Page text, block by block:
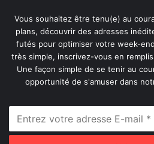
Vous souhaitez être tenu(e) au
plans, découvrir des adresses
futés pour optimiser votre week-end
très simple, inscrivez-vous en
Une façon simple de se tenir au
opportunité de s'amuser dans